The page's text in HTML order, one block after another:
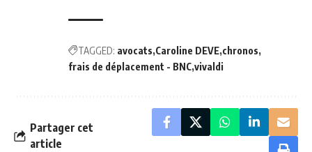
TAGGED: avocats Caroline DEVE chronos
frais de déplacement - BNC vivaldi
Partager cet
article